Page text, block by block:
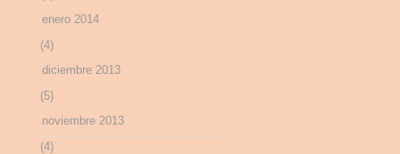
enero 2014
(4)
diciembre 2013
(5)
noviembre 2013
(4)